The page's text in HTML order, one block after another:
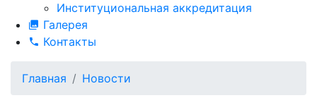
Институциональная аккредитация
Галерея
Контакты
Главная Новости